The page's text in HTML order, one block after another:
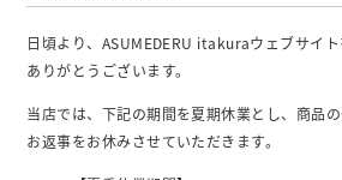
日頃より、ASUMEDERU itakuraウェブサイ
ありがとうございます。
当店では、下記の期間を夏期休業とし、商品
お返事をお休みさせていただきます。